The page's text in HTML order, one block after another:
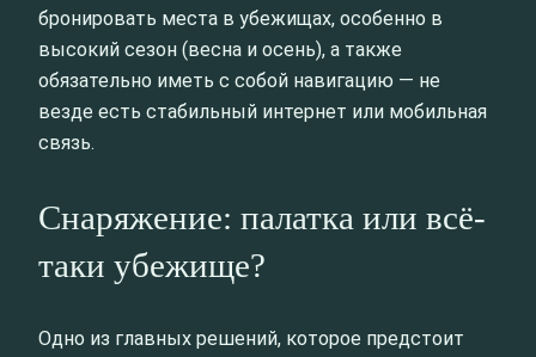
бронировать места в убежищах, особенно в
высокий сезон (весна и осень), а также
обязательно иметь с собой навигацию — не
везде есть стабильный интернет или мобильная
связь.
Снаряжение: палатка или всё-
таки убежище?
Одно из главных решений, которое предстоит